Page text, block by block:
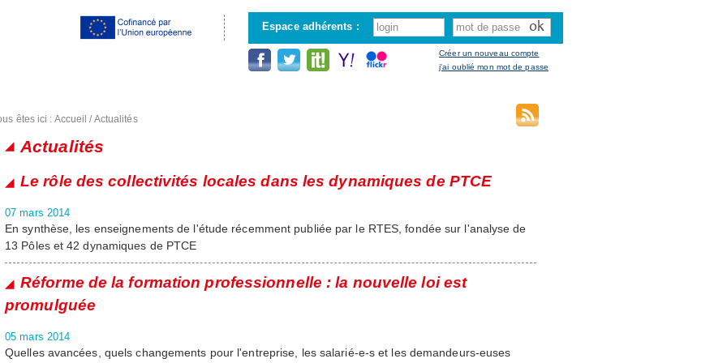
contenu
principal
Espace adhérents :
Créer un nouveau compte
j'ai oublié mon mot de passe
êtes ici : Accueil /Actualités
Actualités
Le rôle des collectivités locales dans les dynamiques de PTCE
07 mars 2014
En synthèse, les enseignements de l'étude récemment publiée par le RTES, fondée sur l'analyse de
13 Pôles et 42 dynamiques de PTCE
Réforme de la formation professionnelle : la nouvelle loi est
promulguée
05 mars 2014
Quelles avancées, quels changements pour l'entreprise, les salarié-e-s et les demandeurs-euses
Pages